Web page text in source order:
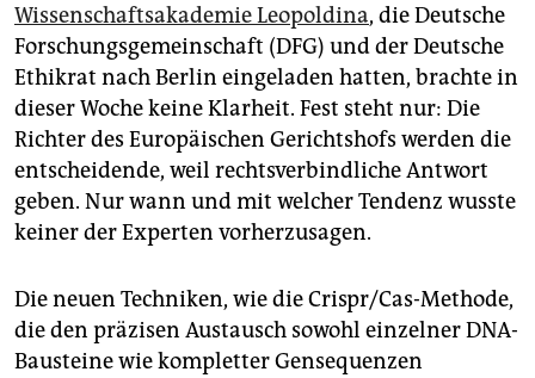
Wissenschaftsakademie Leopoldina, die Deutsche
Forschungsgemeinschaft (DFG) und der Deutsche
Ethikrat nach Berlin eingeladen hatten, brachte in
dieser Woche keine Klarheit. Fest steht nur: Die
Richter des Europäischen Gerichtshofs werden die
entscheidende, weil rechtsverbindliche Antwort
geben. Nur wann und mit welcher Tendenz wusste
keiner der Experten vorherzusagen.
Die neuen Techniken, wie die Crispr/Cas-Methode,
die den präzisen Austausch sowohl einzelner DNA-
Bausteine wie kompletter Gensequenzen